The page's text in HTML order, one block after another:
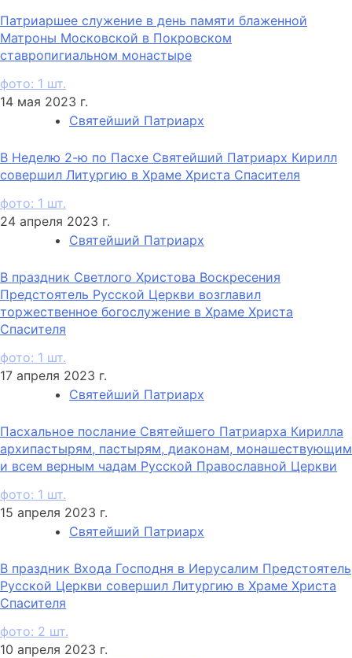
Патриаршее служение в день памяти блаженной
Матроны Московской в Покровском
ставропигиальном монастыре
фото: 1 шт.
14 мая 2023 г.
Святейший Патриарх
В Неделю 2-ю по Пасхе Святейший Патриарх Кирилл
совершил Литургию в Храме Христа Спасителя
фото: 1 шт.
24 апреля 2023 г.
Святейший Патриарх
В праздник Светлого Христова Воскресения
Предстоятель Русской Церкви возглавил
торжественное богослужение в Храме Христа
Спасителя
фото: 1 шт.
17 апреля 2023 г.
Святейший Патриарх
Пасхальное послание Святейшего Патриарха Кирилла
архипастырям, пастырям, диаконам, монашествующим
и всем верным чадам Русской Православной Церкви
фото: 1 шт.
15 апреля 2023 г.
Святейший Патриарх
В праздник Входа Господня в Иерусалим Предстоятель
Русской Церкви совершил Литургию в Храме Христа
Спасителя
фото: 2 шт.
10 апреля 2023 г.